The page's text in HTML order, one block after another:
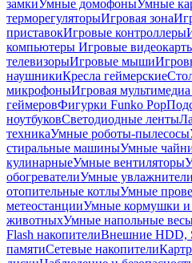
замкиУмные домофоныУмные
терморегуляторыИгровая зона
приставокИгровые контроллеры
компьютеры Игровые
телевизорыИгровые мыши
наушникиКресла геймерские
микрофоныИгровая мультимедиа
геймеровФигурки Funko Pop
ноутбуковСветодиодные ленты
техникаУмные роботы-пылесосы
стиральные машиныУмные
кулинарныеУмные вентиляторы
обогревателиУмные
отопительные котлыУмные
метеостанцииУмные кормушки и
животныхУмные напольные
Flash накопителиВнешние HDD,
памятиСетевые накопители